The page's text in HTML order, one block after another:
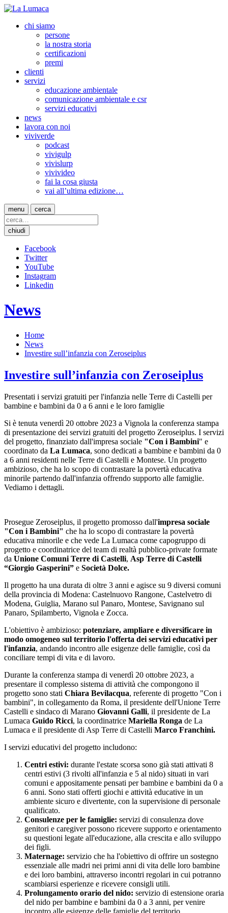
chi siamo
persone
la nostra storia
certificazioni
premi
clienti
servizi
educazione ambientale
comunicazione ambientale e csr
servizi educativi
news
lavora con noi
viviverde
podcast
vivigulp
vivislurp
vivivideo
fai la cosa giusta
vai all’ultima edizione…
menu cerca
chiudi
Facebook
Twitter
YouTube
Instagram
Linkedin
News
Home
News
Investire sull’infanzia con Zeroseiplus
Investire sull’infanzia con Zeroseiplus
Presentati i servizi gratuiti per l'infanzia nelle Terre di Castelli per
bambine e bambini da 0 a 6 anni e le loro famiglie
Si è tenuta venerdì 20 ottobre 2023 a Vignola la conferenza stampa
di presentazione dei servizi gratuiti del progetto Zeroseiplus. I servizi
del progetto, finanziato dall'impresa sociale "Con i Bambini" e
coordinato da La Lumaca, sono dedicati a bambine e bambini da 0
a 6 anni residenti nelle Terre di Castelli e Montese. Un progetto
ambizioso, che ha lo scopo di contrastare la povertà educativa
minorile partendo dall'infanzia offrendo supporto alle famiglie.
Vediamo i dettagli.
Prosegue Zeroseiplus, il progetto promosso dall'impresa sociale
"Con i Bambini" che ha lo scopo di contrastare la povertà
educativa minorile e che vede La Lumaca come capogruppo di
progetto e coordinatrice del team di realtà pubblico-private formate
da Unione Comuni Terre di Castelli, Asp Terre di Castelli
“Giorgio Gasperini” e Società Dolce.
Il progetto ha una durata di oltre 3 anni e agisce su 9 diversi comuni
della provincia di Modena: Castelnuovo Rangone, Castelvetro di
Modena, Guiglia, Marano sul Panaro, Montese, Savignano sul
Panaro, Spilamberto, Vignola e Zocca.
L'obiettivo è ambizioso: potenziare, ampliare e diversificare in
modo omogeneo sul territorio l'offerta dei servizi educativi per
l'infanzia, andando incontro alle esigenze delle famiglie, così da
conciliare tempi di vita e di lavoro.
Durante la conferenza stampa di venerdì 20 ottobre 2023, a
presentare il complesso sistema di attività che compongono il
progetto sono stati Chiara Bevilacqua, referente di progetto "Con i
bambini", in collegamento da Roma, il presidente dell'Unione Terre
Castelli e sindaco di Marano Giovanni Galli, il presidente de La
Lumaca Guido Ricci, la coordinatrice Mariella Ronga de La
Lumaca e il presidente di Asp Terre di Castelli Marco Franchini.
I servizi educativi del progetto includono:
Centri estivi: durante l'estate scorsa sono già stati attivati 8
centri estivi (3 rivolti all'infanzia e 5 al nido) situati in vari
comuni e appositamente pensati per bambine e bambini da 0 a
6 anni. Sono stati offerti giochi e attività educative in un
ambiente sicuro e divertente, con la supervisione di personale
qualificato.
Consulenze per le famiglie: servizi di consulenza dove
genitori e caregiver possono ricevere supporto e orientamento
su questioni legate all'educazione, alla crescita e allo sviluppo
dei figli.
Maternage: servizio che ha l'obiettivo di offrire un sostegno
essenziale alle madri nei primi anni di vita delle loro bambine
e dei loro bambini, attraverso incontri regolari in cui potranno
scambiarsi esperienze e ricevere consigli utili.
Prolungamento orario del nido: servizio di estensione oraria
del nido per bambine e bambini da 0 a 3 anni, per venire
incontro alle esigenze delle famiglie del territorio.